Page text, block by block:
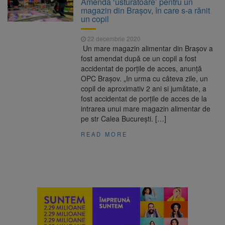
nopții, nu oprirea iluminatului public
7 august 2026
Trafic blocat pe DN1E Brașov
– Poiana Brașov după un accident. Două
Dosar de evaziune fiscală de
peste 330.000 de lei, clasat la Brașov după
8 august ar putea deveni
Ziua Europeană de Comemorare a Victimelor
Accidentelor de Muncă
magazin din Brașov, în care s-a rănit
un copil
22 decembrie 2020
Un mare magazin alimentar din Brașov a
fost amendat după ce un copil a fost
accidentat de porțile de acces, anunță
OPC Brașov. „In urma cu câteva zile, un
copil de aproximativ 2 ani si jumătate, a
fost accidentat de porțile de acces de la
intrarea unui mare magazin alimentar de
pe str Calea București. […]
READ MORE